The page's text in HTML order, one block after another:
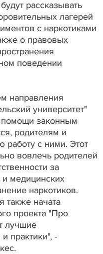
рассказывать
лагерей
с наркотиками
о правовых
поведении
направления
университет"
помощи законным
родителям и
с ними. Этот
вовлечь родителей
за
медицинских
наркотиков.
также начата
проекта "Про
лучшие
практики", -